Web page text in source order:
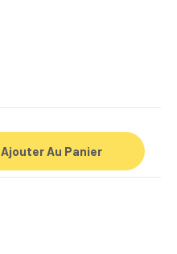
Ajouter Au Panier